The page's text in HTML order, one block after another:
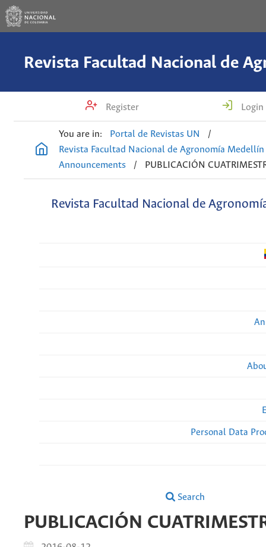
Register Login
You are in: Portal de Revistas UN
/
Revista Facultad Nacional de Agronomía Medellín
Announcements
/ PUBLICACIÓN
Revista Facultad Nacional de
Personal Data
Search
PUBLICACIÓN